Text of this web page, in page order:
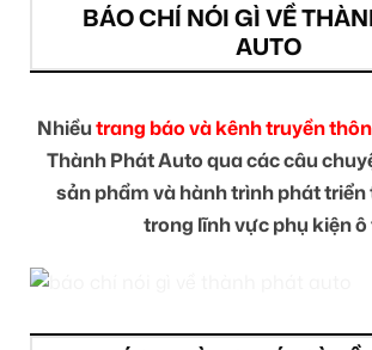
BÁO CHÍ NÓI GÌ VỀ
AUTO
Nhiềutrang báo và kênh truyền
Thành Phát Auto qua các câu
sản phẩm và hành trình phát
trong lĩnh vực phụ kiện ô